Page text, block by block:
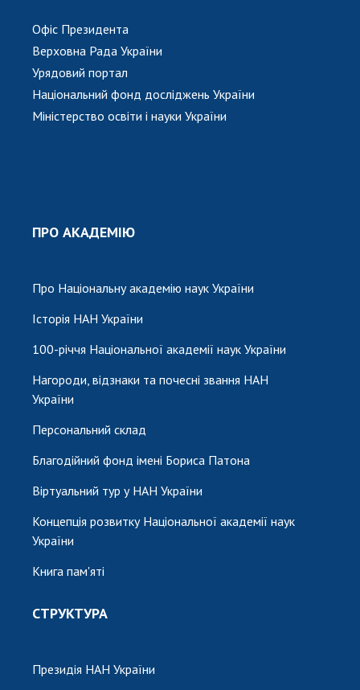
Офіс Президента
Верховна Рада України
Урядовий портал
Національний фонд досліджень України
Міністерство освіти і науки України
ПРО АКАДЕМІЮ
Про Національну академію наук України
Історія НАН України
100-річчя Національної академії наук України
Нагороди, відзнаки та почесні звання НАН
України
Персональний склад
Благодійний фонд імені Бориса Патона
Віртуальний тур у НАН України
Концепція розвитку Національної академії наук
України
Книга пам'яті
СТРУКТУРА
Президія НАН України